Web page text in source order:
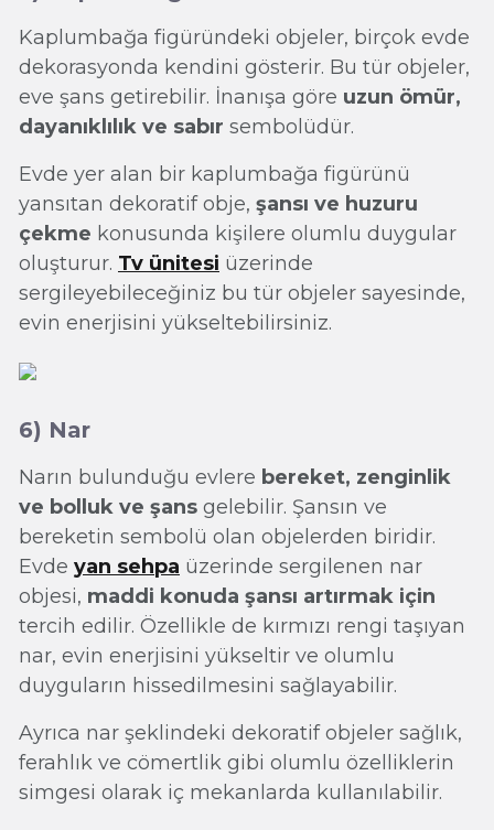
Kaplumbağa figüründeki objeler, birçok evde
dekorasyonda kendini gösterir. Bu tür objeler,
eve şans getirebilir. İnanışa göre uzun ömür,
dayanıklılık ve sabır sembolüdür.
Evde yer alan bir kaplumbağa figürünü
yansıtan dekoratif obje, şansı ve huzuru
çekme konusunda kişilere olumlu duygular
oluşturur. Tv ünitesi üzerinde
sergileyebileceğiniz bu tür objeler sayesinde,
evin enerjisini yükseltebilirsiniz.
6) Nar
Narın bulunduğu evlere bereket, zenginlik
ve bolluk ve şans gelebilir. Şansın ve
bereketin sembolü olan objelerden biridir.
Evde yan sehpa üzerinde sergilenen nar
objesi, maddi konuda şansı artırmak için
tercih edilir. Özellikle de kırmızı rengi taşıyan
nar, evin enerjisini yükseltir ve olumlu
duyguların hissedilmesini sağlayabilir.
Ayrıca nar şeklindeki dekoratif objeler sağlık,
ferahlık ve cömertlik gibi olumlu özelliklerin
simgesi olarak iç mekanlarda kullanılabilir.